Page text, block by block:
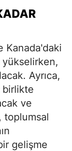
Kanada'daki
yükselirken,
Ayrıca,
birlikte
ve
toplumsal
gelişme